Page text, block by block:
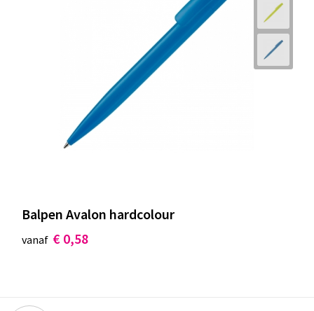
Balpen Avalon hardcolour
vanaf € 0,58